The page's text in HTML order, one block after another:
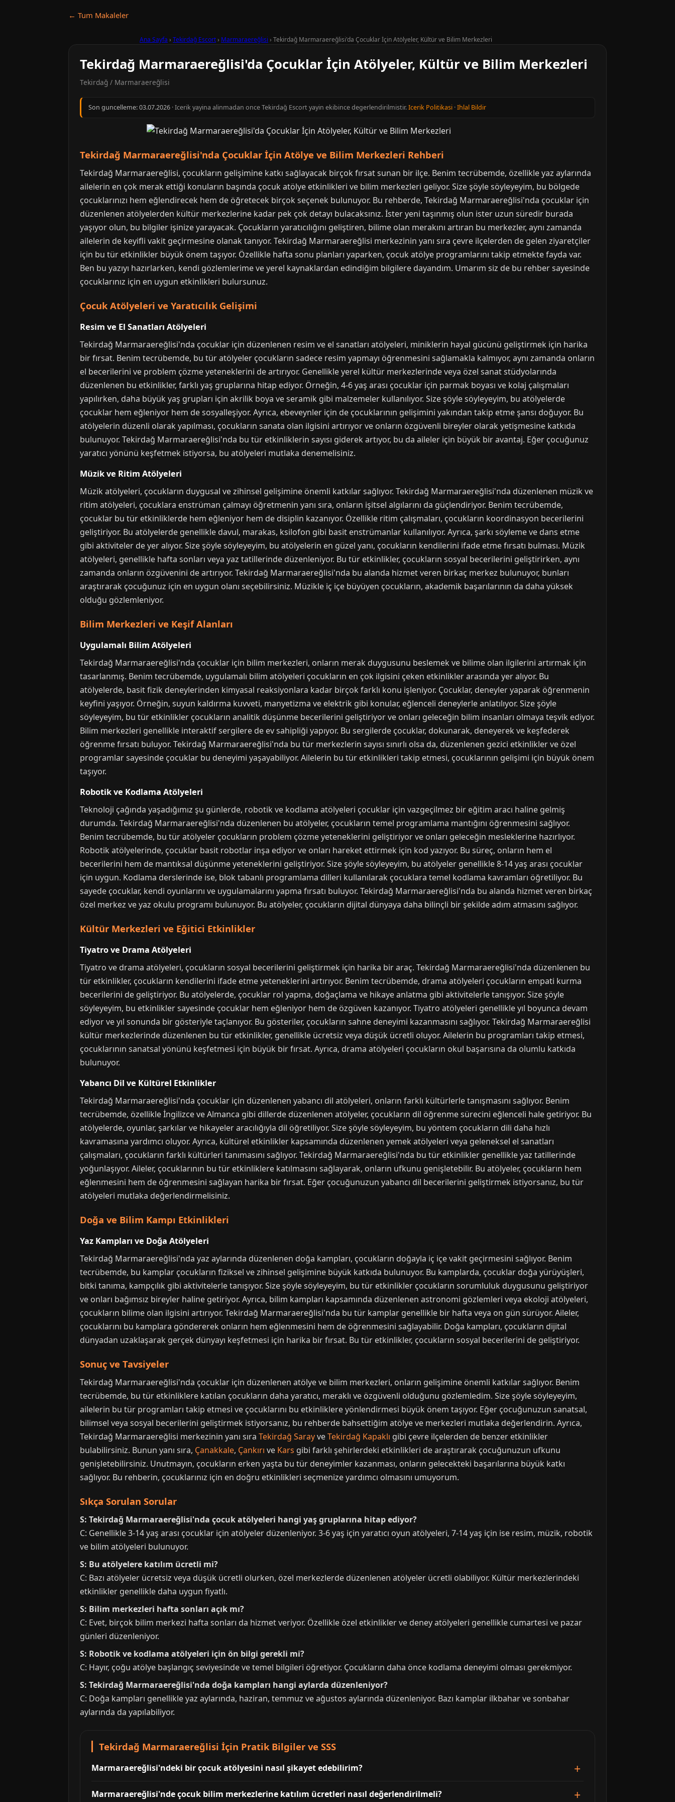
← Tum Makaleler
Ana Sayfa › Tekirdağ Escort› Marmaraereğlisi › Tekirdağ Marmaraereğlisi'da Çocuklar İçin Atölyeler, Kültür ve Bilim Merkezleri
Tekirdağ Marmaraereğlisi'da Çocuklar İçin Atölyeler, Kültür ve Bilim Merkezleri
Tekirdağ / Marmaraereğlisi
Son guncelleme:03.07.2026 · Icerik yayina alinmadan once Tekirdağ Escort yayin ekibince degerlendirilmistir.Icerik Politikasi ·Ihlal Bildir
Tekirdağ Marmaraereğlisi'nda Çocuklar İçin Atölye ve Bilim Merkezleri Rehberi
Tekirdağ Marmaraereğlisi, çocukların gelişimine katkı sağlayacak birçok fırsat sunan bir ilçe. Benim tecrübemde, özellikle yaz aylarında
ailelerin en çok merak ettiği konuların başında çocuk atölye etkinlikleri ve bilim merkezleri geliyor. Size şöyle söyleyeyim, bu bölgede
çocuklarınızı hem eğlendirecek hem de öğretecek birçok seçenek bulunuyor. Bu rehberde, Tekirdağ Marmaraereğlisi'nda çocuklar için
düzenlenen atölyelerden kültür merkezlerine kadar pek çok detayı bulacaksınız. İster yeni taşınmış olun ister uzun süredir burada
yaşıyor olun, bu bilgiler işinize yarayacak. Çocukların yaratıcılığını geliştiren, bilime olan merakını artıran bu merkezler, aynı zamanda
ailelerin de keyifli vakit geçirmesine olanak tanıyor. Tekirdağ Marmaraereğlisi merkezinin yanı sıra çevre ilçelerden de gelen ziyaretçiler
için bu tür etkinlikler büyük önem taşıyor. Özellikle hafta sonu planları yaparken, çocuk atölye programlarını takip etmekte fayda var.
Ben bu yazıyı hazırlarken, kendi gözlemlerime ve yerel kaynaklardan edindiğim bilgilere dayandım. Umarım siz de bu rehber sayesinde
çocuklarınız için en uygun etkinlikleri bulursunuz.
Çocuk Atölyeleri ve Yaratıcılık Gelişimi
Resim ve El Sanatları Atölyeleri
Tekirdağ Marmaraereğlisi'nda çocuklar için düzenlenen resim ve el sanatları atölyeleri, miniklerin hayal gücünü geliştirmek için harika
bir fırsat. Benim tecrübemde, bu tür atölyeler çocukların sadece resim yapmayı öğrenmesini sağlamakla kalmıyor, aynı zamanda onların
el becerilerini ve problem çözme yeteneklerini de artırıyor. Genellikle yerel kültür merkezlerinde veya özel sanat stüdyolarında
düzenlenen bu etkinlikler, farklı yaş gruplarına hitap ediyor. Örneğin, 4-6 yaş arası çocuklar için parmak boyası ve kolaj çalışmaları
yapılırken, daha büyük yaş grupları için akrilik boya ve seramik gibi malzemeler kullanılıyor. Size şöyle söyleyeyim, bu atölyelerde
çocuklar hem eğleniyor hem de sosyalleşiyor. Ayrıca, ebeveynler için de çocuklarının gelişimini yakından takip etme şansı doğuyor. Bu
atölyelerin düzenli olarak yapılması, çocukların sanata olan ilgisini artırıyor ve onların özgüvenli bireyler olarak yetişmesine katkıda
bulunuyor. Tekirdağ Marmaraereğlisi'nda bu tür etkinliklerin sayısı giderek artıyor, bu da aileler için büyük bir avantaj. Eğer çocuğunuz
yaratıcı yönünü keşfetmek istiyorsa, bu atölyeleri mutlaka denemelisiniz.
Müzik ve Ritim Atölyeleri
Müzik atölyeleri, çocukların duygusal ve zihinsel gelişimine önemli katkılar sağlıyor. Tekirdağ Marmaraereğlisi'nda düzenlenen müzik ve
ritim atölyeleri, çocuklara enstrüman çalmayı öğretmenin yanı sıra, onların işitsel algılarını da güçlendiriyor. Benim tecrübemde,
çocuklar bu tür etkinliklerde hem eğleniyor hem de disiplin kazanıyor. Özellikle ritim çalışmaları, çocukların koordinasyon becerilerini
geliştiriyor. Bu atölyelerde genellikle davul, marakas, ksilofon gibi basit enstrümanlar kullanılıyor. Ayrıca, şarkı söyleme ve dans etme
gibi aktiviteler de yer alıyor. Size şöyle söyleyeyim, bu atölyelerin en güzel yanı, çocukların kendilerini ifade etme fırsatı bulması. Müzik
atölyeleri, genellikle hafta sonları veya yaz tatillerinde düzenleniyor. Bu tür etkinlikler, çocukların sosyal becerilerini geliştirirken, aynı
zamanda onların özgüvenini de artırıyor. Tekirdağ Marmaraereğlisi'nda bu alanda hizmet veren birkaç merkez bulunuyor, bunları
araştırarak çocuğunuz için en uygun olanı seçebilirsiniz. Müzikle iç içe büyüyen çocukların, akademik başarılarının da daha yüksek
olduğu gözlemleniyor.
Bilim Merkezleri ve Keşif Alanları
Uygulamalı Bilim Atölyeleri
Tekirdağ Marmaraereğlisi'nda çocuklar için bilim merkezleri, onların merak duygusunu beslemek ve bilime olan ilgilerini artırmak için
tasarlanmış. Benim tecrübemde, uygulamalı bilim atölyeleri çocukların en çok ilgisini çeken etkinlikler arasında yer alıyor. Bu
atölyelerde, basit fizik deneylerinden kimyasal reaksiyonlara kadar birçok farklı konu işleniyor. Çocuklar, deneyler yaparak öğrenmenin
keyfini yaşıyor. Örneğin, suyun kaldırma kuvveti, manyetizma ve elektrik gibi konular, eğlenceli deneylerle anlatılıyor. Size şöyle
söyleyeyim, bu tür etkinlikler çocukların analitik düşünme becerilerini geliştiriyor ve onları geleceğin bilim insanları olmaya teşvik ediyor.
Bilim merkezleri genellikle interaktif sergilere de ev sahipliği yapıyor. Bu sergilerde çocuklar, dokunarak, deneyerek ve keşfederek
öğrenme fırsatı buluyor. Tekirdağ Marmaraereğlisi'nda bu tür merkezlerin sayısı sınırlı olsa da, düzenlenen gezici etkinlikler ve özel
programlar sayesinde çocuklar bu deneyimi yaşayabiliyor. Ailelerin bu tür etkinlikleri takip etmesi, çocuklarının gelişimi için büyük önem
taşıyor.
Robotik ve Kodlama Atölyeleri
Teknoloji çağında yaşadığımız şu günlerde, robotik ve kodlama atölyeleri çocuklar için vazgeçilmez bir eğitim aracı haline gelmiş
durumda. Tekirdağ Marmaraereğlisi'nda düzenlenen bu atölyeler, çocukların temel programlama mantığını öğrenmesini sağlıyor.
Benim tecrübemde, bu tür atölyeler çocukların problem çözme yeteneklerini geliştiriyor ve onları geleceğin mesleklerine hazırlıyor.
Robotik atölyelerinde, çocuklar basit robotlar inşa ediyor ve onları hareket ettirmek için kod yazıyor. Bu süreç, onların hem el
becerilerini hem de mantıksal düşünme yeteneklerini geliştiriyor. Size şöyle söyleyeyim, bu atölyeler genellikle 8-14 yaş arası çocuklar
için uygun. Kodlama derslerinde ise, blok tabanlı programlama dilleri kullanılarak çocuklara temel kodlama kavramları öğretiliyor. Bu
sayede çocuklar, kendi oyunlarını ve uygulamalarını yapma fırsatı buluyor. Tekirdağ Marmaraereğlisi'nda bu alanda hizmet veren birkaç
özel merkez ve yaz okulu programı bulunuyor. Bu atölyeler, çocukların dijital dünyaya daha bilinçli bir şekilde adım atmasını sağlıyor.
Kültür Merkezleri ve Eğitici Etkinlikler
Tiyatro ve Drama Atölyeleri
Tiyatro ve drama atölyeleri, çocukların sosyal becerilerini geliştirmek için harika bir araç. Tekirdağ Marmaraereğlisi'nda düzenlenen bu
tür etkinlikler, çocukların kendilerini ifade etme yeteneklerini artırıyor. Benim tecrübemde, drama atölyeleri çocukların empati kurma
becerilerini de geliştiriyor. Bu atölyelerde, çocuklar rol yapma, doğaçlama ve hikaye anlatma gibi aktivitelerle tanışıyor. Size şöyle
söyleyeyim, bu etkinlikler sayesinde çocuklar hem eğleniyor hem de özgüven kazanıyor. Tiyatro atölyeleri genellikle yıl boyunca devam
ediyor ve yıl sonunda bir gösteriyle taçlanıyor. Bu gösteriler, çocukların sahne deneyimi kazanmasını sağlıyor. Tekirdağ Marmaraereğlisi
kültür merkezlerinde düzenlenen bu tür etkinlikler, genellikle ücretsiz veya düşük ücretli oluyor. Ailelerin bu programları takip etmesi,
çocuklarının sanatsal yönünü keşfetmesi için büyük bir fırsat. Ayrıca, drama atölyeleri çocukların okul başarısına da olumlu katkıda
bulunuyor.
Yabancı Dil ve Kültürel Etkinlikler
Tekirdağ Marmaraereğlisi'nda çocuklar için düzenlenen yabancı dil atölyeleri, onların farklı kültürlerle tanışmasını sağlıyor. Benim
tecrübemde, özellikle İngilizce ve Almanca gibi dillerde düzenlenen atölyeler, çocukların dil öğrenme sürecini eğlenceli hale getiriyor. Bu
atölyelerde, oyunlar, şarkılar ve hikayeler aracılığıyla dil öğretiliyor. Size şöyle söyleyeyim, bu yöntem çocukların dili daha hızlı
kavramasına yardımcı oluyor. Ayrıca, kültürel etkinlikler kapsamında düzenlenen yemek atölyeleri veya geleneksel el sanatları
çalışmaları, çocukların farklı kültürleri tanımasını sağlıyor. Tekirdağ Marmaraereğlisi'nda bu tür etkinlikler genellikle yaz tatillerinde
yoğunlaşıyor. Aileler, çocuklarının bu tür etkinliklere katılmasını sağlayarak, onların ufkunu genişletebilir. Bu atölyeler, çocukların hem
eğlenmesini hem de öğrenmesini sağlayan harika bir fırsat. Eğer çocuğunuzun yabancı dil becerilerini geliştirmek istiyorsanız, bu tür
atölyeleri mutlaka değerlendirmelisiniz.
Doğa ve Bilim Kampı Etkinlikleri
Yaz Kampları ve Doğa Atölyeleri
Tekirdağ Marmaraereğlisi'nda yaz aylarında düzenlenen doğa kampları, çocukların doğayla iç içe vakit geçirmesini sağlıyor. Benim
tecrübemde, bu kamplar çocukların fiziksel ve zihinsel gelişimine büyük katkıda bulunuyor. Bu kamplarda, çocuklar doğa yürüyüşleri,
bitki tanıma, kampçılık gibi aktivitelerle tanışıyor. Size şöyle söyleyeyim, bu tür etkinlikler çocukların sorumluluk duygusunu geliştiriyor
ve onları bağımsız bireyler haline getiriyor. Ayrıca, bilim kampları kapsamında düzenlenen astronomi gözlemleri veya ekoloji atölyeleri,
çocukların bilime olan ilgisini artırıyor. Tekirdağ Marmaraereğlisi'nda bu tür kamplar genellikle bir hafta veya on gün sürüyor. Aileler,
çocuklarını bu kamplara göndererek onların hem eğlenmesini hem de öğrenmesini sağlayabilir. Doğa kampları, çocukların dijital
dünyadan uzaklaşarak gerçek dünyayı keşfetmesi için harika bir fırsat. Bu tür etkinlikler, çocukların sosyal becerilerini de geliştiriyor.
Sonuç ve Tavsiyeler
Tekirdağ Marmaraereğlisi'nda çocuklar için düzenlenen atölye ve bilim merkezleri, onların gelişimine önemli katkılar sağlıyor. Benim
tecrübemde, bu tür etkinliklere katılan çocukların daha yaratıcı, meraklı ve özgüvenli olduğunu gözlemledim. Size şöyle söyleyeyim,
ailelerin bu tür programları takip etmesi ve çocuklarını bu etkinliklere yönlendirmesi büyük önem taşıyor. Eğer çocuğunuzun sanatsal,
bilimsel veya sosyal becerilerini geliştirmek istiyorsanız, bu rehberde bahsettiğim atölye ve merkezleri mutlaka değerlendirin. Ayrıca,
Tekirdağ Marmaraereğlisi merkezinin yanı sıra Tekirdağ SarayveTekirdağ Kapaklı gibi çevre ilçelerden de benzer etkinlikler
bulabilirsiniz. Bunun yanı sıra, Çanakkale, Çankırı ve Kars gibi farklı şehirlerdeki etkinlikleri de araştırarak çocuğunuzun ufkunu
genişletebilirsiniz. Unutmayın, çocukların erken yaşta bu tür deneyimler kazanması, onların gelecekteki başarılarına büyük katkı
sağlıyor. Bu rehberin, çocuklarınız için en doğru etkinlikleri seçmenize yardımcı olmasını umuyorum.
Sıkça Sorulan Sorular
S: Tekirdağ Marmaraereğlisi'nda çocuk atölyeleri hangi yaş gruplarına hitap ediyor?
C: Genellikle 3-14 yaş arası çocuklar için atölyeler düzenleniyor. 3-6 yaş için yaratıcı oyun atölyeleri, 7-14 yaş için ise resim, müzik, robotik
ve bilim atölyeleri bulunuyor.
S: Bu atölyelere katılım ücretli mi?
C: Bazı atölyeler ücretsiz veya düşük ücretli olurken, özel merkezlerde düzenlenen atölyeler ücretli olabiliyor. Kültür merkezlerindeki
etkinlikler genellikle daha uygun fiyatlı.
S: Bilim merkezleri hafta sonları açık mı?
C: Evet, birçok bilim merkezi hafta sonları da hizmet veriyor. Özellikle özel etkinlikler ve deney atölyeleri genellikle cumartesi ve pazar
günleri düzenleniyor.
S: Robotik ve kodlama atölyeleri için ön bilgi gerekli mi?
C: Hayır, çoğu atölye başlangıç seviyesinde ve temel bilgileri öğretiyor. Çocukların daha önce kodlama deneyimi olması gerekmiyor.
S: Tekirdağ Marmaraereğlisi'nda doğa kampları hangi aylarda düzenleniyor?
C: Doğa kampları genellikle yaz aylarında, haziran, temmuz ve ağustos aylarında düzenleniyor. Bazı kamplar ilkbahar ve sonbahar
aylarında da yapılabiliyor.
Tekirdağ Marmaraereğlisi İçin Pratik Bilgiler ve SSS
Marmaraereğlisi'ndeki bir çocuk atölyesini nasıl şikayet edebilirim?
Marmaraereğlisi'nde çocuk bilim merkezlerine katılım ücretleri nasıl değerlendirilmeli?